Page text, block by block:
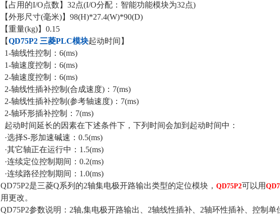
【占用的I/O点数】32点(I/O分配：智能功能模块为32点)
【外形尺寸(毫米)】98(H)*27.4(W)*90(D)
【重量(kg)】0.15
【QD75P2 三菱PLC模块起动时间】
1-轴线性控制：6(ms)
1-轴速度控制：6(ms)
2-轴速度控制：6(ms)
2-轴线性插补控制(合成速度)：7(ms)
2-轴线性插补控制(参考轴速度)：7(ms)
2-轴环形插补控制：7(ms)
起动时间延长的因素在下述条件下，下列时间会加到起动时间中：
·选择S-形加速碱速：0.5(ms)
·其它轴正在运行中：1.5(ms)
·连续定位控制期间：0.2(ms)
·连续路径控制期间：1.0(ms)
QD75P2是三菱Q系列的2轴集电极开路输出类型的定位模块， QD75P2可以用
用更改。
QD75P2参数说明：2轴,集电极开路输出、2轴线性插补、2轴环性插补、控制